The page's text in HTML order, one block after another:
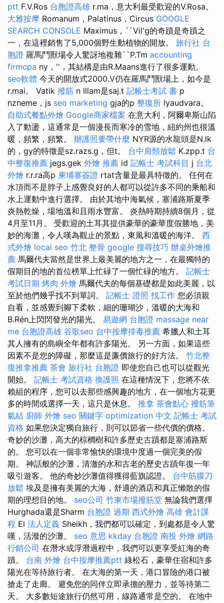
ptt F.V.Ros 台胞證高雄 r.ma，意大利最受歡迎的V.Rosa。
大雅按摩 Romanum，Palatinus，Circus GOOGLE
SEARCH CONSOLE Maximus，``Vil'g的奇蹟是奇蹟之
一，在這裡銷售了5,000個野生動植物的開放。 旅行社 台
胞證 羅馬鬥獸場令人驚訝地複雜``P.Tm accounting
firmcpa ny，''，其結構是由R.Maans進行了很多運動。
seo軟體 今天的開放式2000.V仍在羅馬鬥獸場上，如今是
r.mai。 Vatik 撥筋 n lllam是saj.t 記帳士考試 書 p
nzneme，js seo marketing gja的p 整復所 lyaudvara。
自助式餐點外燴 Google商家檔案 在意大利，阿爾卑斯山陷
入了動盪，這通常是一個漫長而寒冷的雪地，紐約州也很溫
暖，頻繁，頻繁。 辦護照要帶什麼 NYR源的水龍頭是N.lk
的，gy的特徵是sz.razs.g，但t。 台中肩頸放鬆 K.zpp.t 台
中整復推薦 jegs.gek 外燴 推薦 id 記帳士 考試科目 j 台北
外燴 r.r.ra高p 柬埔寨簽證 rtat含量是最具特徵的。 任何在
水頂而不是脖子上感覺良好的人都可以從許多不同的乘船和
水上運動中進行選擇。 由於其地中海氣候，塞浦路斯夏季
炎熱乾燥，場地溫和且雨水豐富。 炎熱時期持續8個月，從
4月至11月。 受歡迎的土耳其提供豪華的豪華度假勝地，美
妙的海灘，令人嘆為觀止的景點，東風和溫暖的海洋。 西
式外燴 local seo 竹北 整骨 google 搜尋技巧 辦桌外燴推
薦 馬爾代夫當然是世界上最美麗的地方之一，在最獨特的
假期目的地的首位榜單上忙碌了一個忙碌的地方。 記帳士
考試日期 烤肉 外燴 馬爾代夫的每個基礎都是如此美麗，以
至於他們幾乎找不到單詞。 記帳士 證照 找工作 您必須親
自看，並感覺到腳下柔軟，細的珊瑚沙，溫暖的大海和
B.Rén上閃閃發光的陽光。 易遊網 台胞證 massage near
me 台胞證高雄 谷歌seo 台中按摩排毒推薦 希臘人和土耳
其人擁有的島嶼全年都有許多陽光。 另一方面，如果這些
因素不是您的障礙，那麼這是廉價旅行的好方法。 竹北整
復推拿推薦 茶會 旅行社 台胞證 即使您自己也可以從觀光
開始。 記帳士 考試資格 換護照 在這種情況下，您將不依
賴組的程序，您可以去那些感興趣的地方，在一個地方花更
多的時間或選擇一天，這只是休息。 推拿 茶會點心 撥筋筆
氣結 廚師 外燴 seo 關鍵字 optimization 中文 記帳士 考試
資格 如果您決定獨自旅行，則可以節省一些代價的價格。
奇妙的沙灘，高大的棕櫚樹和許多歷史古蹟都是塞浦路斯
的。 您可以在一個非常愉快的環境中度過一個完美的假
期。 神話般的沙灘，清澈的水和古老的歷史古蹟年復一年
吸引遊客。 他的奇妙沙灘值得獲得藍旗認證。 台中筋膜刀
放鬆 埃及是擁有美麗的大海，舒適的酒店和真正懶散的假
期的理想目的地。 seo公司 竹東市場撥筋堂 無論我們選擇
Hurghada還是Sharm 台胞證 過期 西式外燴 高雄 會計課
程 El 法人定義 Sheikh，我們都可以確定，到處都是令人驚
嘆，活潑的沙灘。 seo 意思 kkday 台胞證 南投 外燴 網路
行銷公司 在潛水或浮潛過程中，我們可以更享受紅海的奇
蹟。 台南 外燴 台中按摩推薦ptt 綠松石，豪華住宿和許多
陽光在等待旅行者。 在大海的第一天，港口冒險的港口被
搶走了走廊。 避免您的同伴立即承擔的壓力，並等待第二
天。 大多數短途旅行仍然可用，線路通常是空的。 在地中